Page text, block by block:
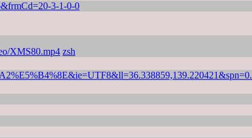
3-1-0-0
XMS80.mp4 zsh